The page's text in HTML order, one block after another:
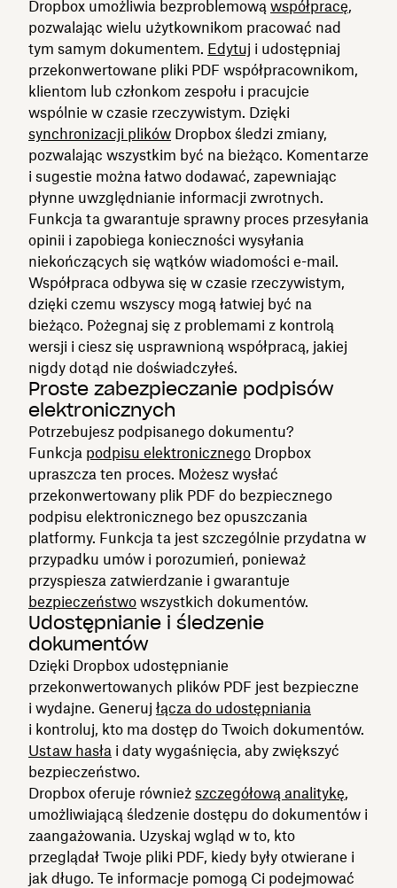
Dropbox umożliwia bezproblemową współpracę,
pozwalając wielu użytkownikom pracować nad
tym samym dokumentem. Edytuj i udostępniaj
przekonwertowane pliki PDF współpracownikom,
klientom lub członkom zespołu i pracujcie
wspólnie w czasie rzeczywistym. Dzięki
synchronizacji plików Dropbox śledzi zmiany,
pozwalając wszystkim być na bieżąco. Komentarze
i sugestie można łatwo dodawać, zapewniając
płynne uwzględnianie informacji zwrotnych.
Funkcja ta gwarantuje sprawny proces przesyłania
opinii i zapobiega konieczności wysyłania
niekończących się wątków wiadomości e-mail.
Współpraca odbywa się w czasie rzeczywistym,
dzięki czemu wszyscy mogą łatwiej być na
bieżąco. Pożegnaj się z problemami z kontrolą
wersji i ciesz się usprawnioną współpracą, jakiej
nigdy dotąd nie doświadczyłeś.
Proste zabezpieczanie podpisów
elektronicznych
Potrzebujesz podpisanego dokumentu?
Funkcja podpisu elektronicznego Dropbox
upraszcza ten proces. Możesz wysłać
przekonwertowany plik PDF do bezpiecznego
podpisu elektronicznego bez opuszczania
platformy. Funkcja ta jest szczególnie przydatna w
przypadku umów i porozumień, ponieważ
przyspiesza zatwierdzanie i gwarantuje
bezpieczeństwo wszystkich dokumentów.
Udostępnianie i śledzenie
dokumentów
Dzięki Dropbox udostępnianie
przekonwertowanych plików PDF jest bezpieczne
i wydajne. Generuj łącza do udostępniania
i kontroluj, kto ma dostęp do Twoich dokumentów.
Ustaw hasła i daty wygaśnięcia, aby zwiększyć
bezpieczeństwo.
Dropbox oferuje również szczegółową analitykę,
umożliwiającą śledzenie dostępu do dokumentów i
zaangażowania. Uzyskaj wgląd w to, kto
przeglądał Twoje pliki PDF, kiedy były otwierane i
jak długo. Te informacje pomogą Ci podejmować